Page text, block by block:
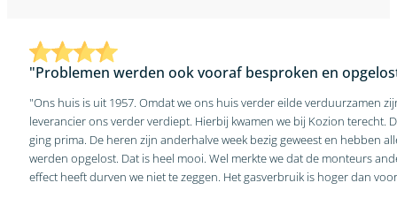
"Problemen werden ook vooraf besproken en
"Ons huis is uit 1957. Omdat we ons huis verder eilde verduurzamen
leverancier ons verder verdiept. Hierbij kwamen we bij Kozion terecht.
ging prima. De heren zijn anderhalve week bezig geweest en hebben
werden opgelost. Dat is heel mooi. Wel merkte we dat de monteurs andere opvattingen hebben over luchtroosters. Of we daar de juiste keuze hebben gemaakt betwijfelen we. Of de investering ook het gewenste
effect heeft durven we niet te zeggen. Het gasverbruik is hoger dan